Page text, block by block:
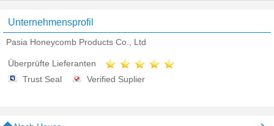
Unternehmensprofil
Pasia Honeycomb Products Co., Ltd
Überprüfte Lieferanten
Trust Seal
Verified Suplier